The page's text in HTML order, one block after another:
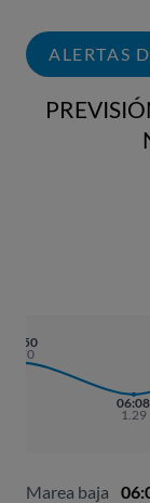
ALERTAS
23:50
2.70
06:08
1.29
Marea baja